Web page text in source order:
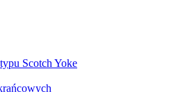
Scotch Yoke